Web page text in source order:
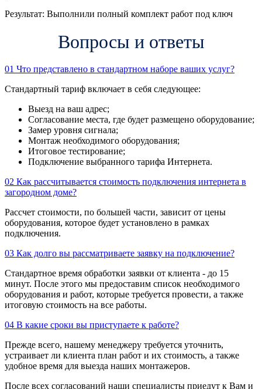
Результат: Выполнили полный комплект работ под ключ
Вопросы и ответы
01 Что представлено в стандартном наборе ваших услуг?
Стандартный тариф включает в себя следующее:
Выезд на ваш адрес;
Согласование места, где будет размещено оборудование;
Замер уровня сигнала;
Монтаж необходимого оборудования;
Итоговое тестирование;
Подключение выбранного тарифа Интернета.
02 Как рассчитывается стоимость подключения интернета в
загородном доме?
Рассчет стоимости, по большей части, зависит от цены
оборудования, которое будет установлено в рамках
подключения.
03 Как долго вы рассматриваете заявку на подключение?
Стандартное время обработки заявки от клиента - до 15
минут. После этого мы предоставим список необходимого
оборудования и работ, которые требуется провести, а также
итоговую стоимость на все работы.
04 В какие сроки вы приступаете к работе?
Прежде всего, нашему менеджеру требуется уточнить,
устраивает ли клиента план работ и их стоимость, а также
удобное время для выезда наших монтажеров.
После всех согласований наши специалисты приедут к Вам и